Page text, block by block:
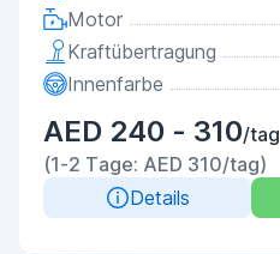
Motor
Kraftübertragung
Innenfarbe
AED 240 - 310/tag
(1-2 Tage: AED 310/tag)
Details